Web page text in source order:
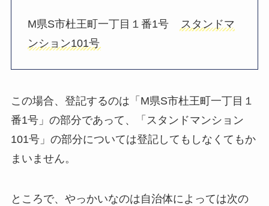
M県S市杜王町一丁目１番1号
スタンドマ
ンション101号
この場合、登記するのは「M県S市杜王町一丁目１
番1号」の部分であって、「スタンドマンション
101号」の部分については登記してもしなくてもか
まいません。
ところで、やっかいなのは自治体によっては次の